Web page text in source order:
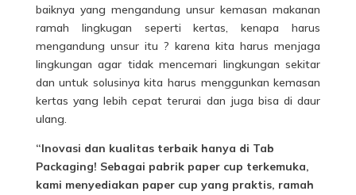
baiknya yang mengandung unsur kemasan makanan
ramah lingkugan seperti kertas, kenapa harus
mengandung unsur itu ? karena kita harus menjaga
lingkungan agar tidak mencemari lingkungan sekitar
dan untuk solusinya kita harus menggunkan kemasan
kertas yang lebih cepat terurai dan juga bisa di daur
ulang.
“Inovasi dan kualitas terbaik hanya di Tab
Packaging! Sebagai pabrik paper cup terkemuka,
kami menyediakan paper cup yang praktis, ramah